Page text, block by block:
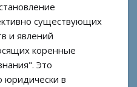
существующих
и явлений
коренные
Это
юридически в